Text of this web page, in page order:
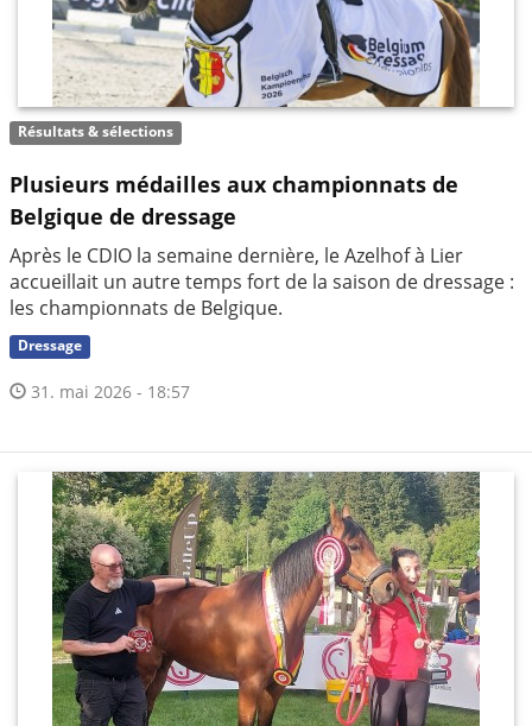
Résultats & sélections
Plusieurs médailles aux championnats de
Belgique de dressage
Après le CDIO la semaine dernière, le Azelhof à Lier
accueillait un autre temps fort de la saison de dressage :
les championnats de Belgique.
Dressage
31. mai 2026 - 18:57